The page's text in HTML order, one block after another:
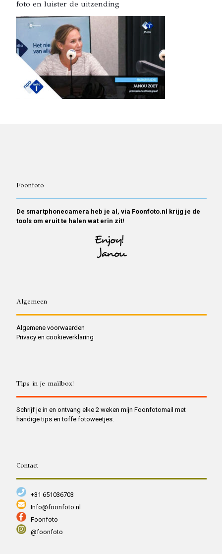
foto en luister de uitzending
Foonfoto
De smartphonecamera heb je al, via Foonfoto.nl krijg je de
tools om eruit te halen wat erin zit!
Algemeen
Algemene voorwaarden
Privacy en cookieverklaring
Tips in je mailbox!
Schrijf je in en ontvang elke 2 weken mijn Foonfotomail met
handige tips en toffe fotoweetjes.
Contact
+31 651036703
Info@foonfoto.nl
Foonfoto
@foonfoto